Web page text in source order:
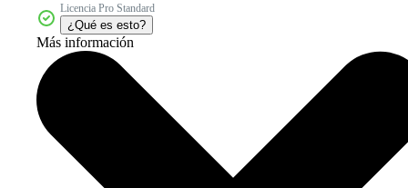
Licencia Pro Standard
¿Qué es esto?
Más información